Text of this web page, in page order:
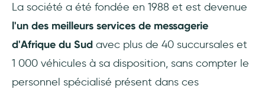
La société a été fondée en 1988 et est devenue
l'un des meilleurs services de messagerie
d'Afrique du Sud avec plus de 40 succursales et
1 000 véhicules à sa disposition, sans compter le
personnel spécialisé présent dans ces